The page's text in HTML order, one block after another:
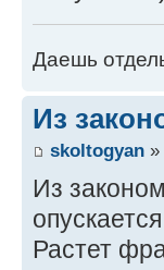
Даешь
Из
skoltogyan »
Из
Растет